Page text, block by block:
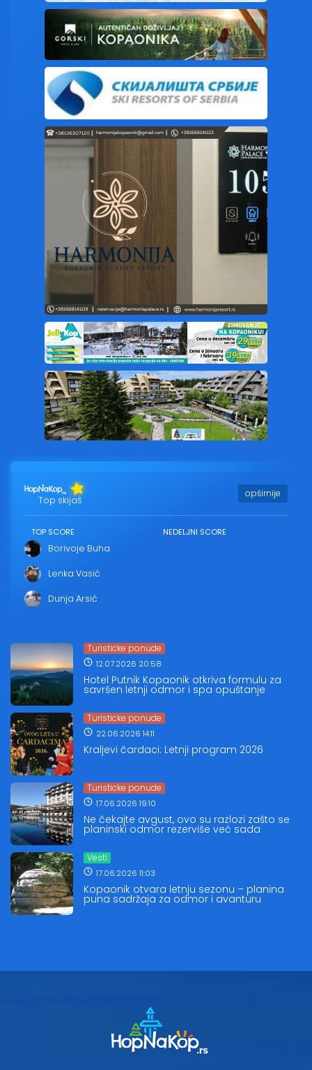
Top skijaš
opširnije
TOP SCORE
Borivoje Buha
Lenka Vasić
Dunja Arsić
NEDELJNI SCORE
Turisticke ponude
12.07.2026 20:58
Hotel Putnik Kopaonik otkriva formulu za
savršen letnji odmor i spa opuštanje
Turisticke ponude
22.06.2026 14:11
Kraljevi čardaci: Letnji program 2026
Turisticke ponude
17.06.2026 19:10
Ne čekajte avgust, ovo su razlozi zašto se
planinski odmor rezerviše već sada
Vesti
17.06.2026 11:03
Kopaonik otvara letnju sezonu – planina
puna sadržaja za odmor i avanturu